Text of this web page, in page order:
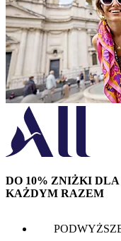
DO 10% ZNIŻKI
KAŻDYM RAZEM